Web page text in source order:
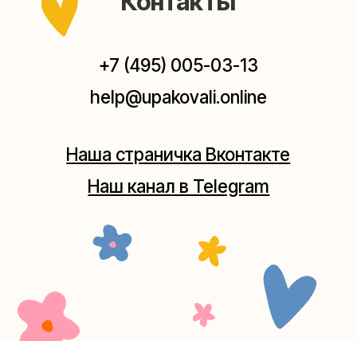
(как пройти)
Москва, ул.Таганская, дом 25-27
Мастерская на Плющихе
Мастерская на Таганке
+7 (980) 495-03-13
+7 (980) 156-03-13